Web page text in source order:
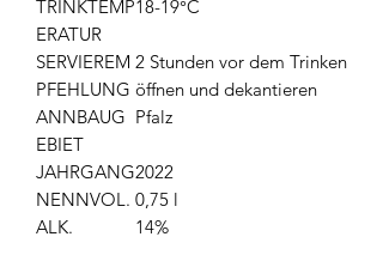
TRINKTEMP
ERATUR
18-19°C
SERVIEREM
PFEHLUNG
2 Stunden vor dem Trinken
öffnen und dekantieren
ANNBAUG
EBIET
Pfalz
JAHRGANG2022
NENNVOL. 0,75 l
ALK.
14%